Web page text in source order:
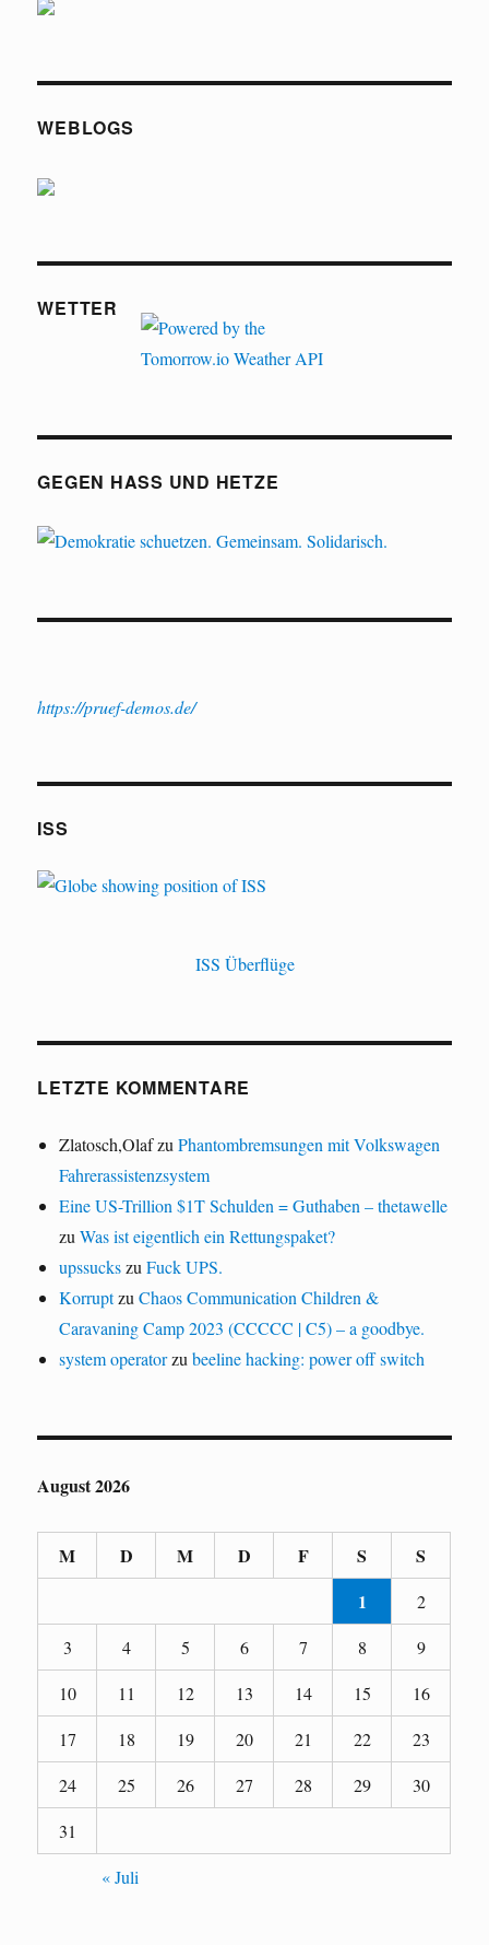
WEBLOGS
WETTER
GEGEN HASS UND HETZE
https://pruef-demos.de/
ISS
ISS Überflüge
LETZTE KOMMENTARE
Zlatosch,OlafzuPhantombremsungen mit Volkswagen
Fahrerassistenzsystem
Eine US-Trillion $1T Schulden = Guthaben – thetawelle
zuWas ist eigentlich ein Rettungspaket?
upssuckszuFuck UPS.
KorruptzuChaos Communication Children &
Caravaning Camp 2023 (CCCCC | C5) – a goodbye.
system operatorzubeeline hacking: power off switch
August 2026
M D M D F S
S
1
2
3
4 5 6 7 8
9
10
11 12 13 14 15
16
17
18 19 20 21 22
23
24
25 26 27 28 29
30
31
« Juli